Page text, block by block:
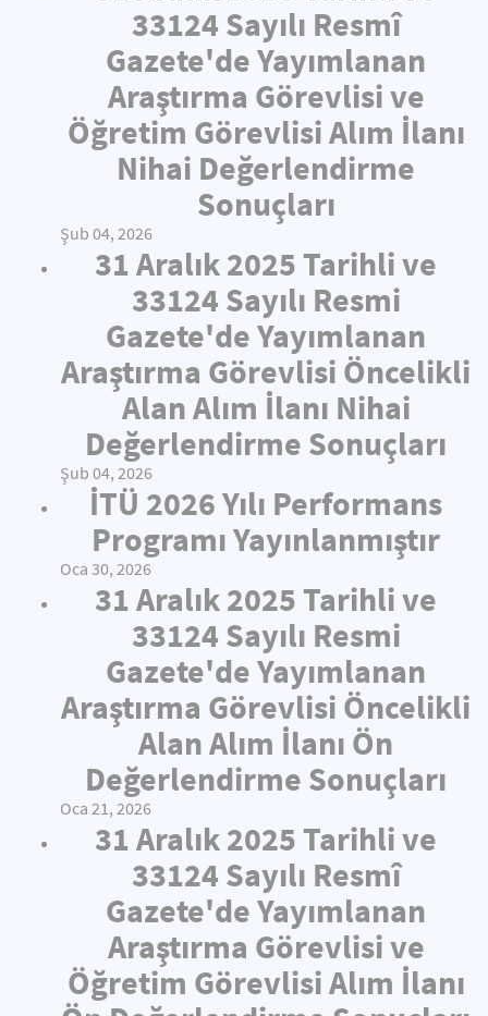
33124 Sayılı Resmî
Gazete'de Yayımlanan
Araştırma Görevlisi ve
Öğretim Görevlisi Alım İlanı
Nihai Değerlendirme
Sonuçları
Şub 04, 2026
31 Aralık 2025 Tarihli ve
33124 Sayılı Resmi
Gazete'de Yayımlanan
Araştırma Görevlisi Öncelikli
Alan Alım İlanı Nihai
Değerlendirme Sonuçları
Şub 04, 2026
İTÜ 2026 Yılı Performans
Programı Yayınlanmıştır
Oca 30, 2026
31 Aralık 2025 Tarihli ve
33124 Sayılı Resmi
Gazete'de Yayımlanan
Araştırma Görevlisi Öncelikli
Alan Alım İlanı Ön
Değerlendirme Sonuçları
Oca 21, 2026
31 Aralık 2025 Tarihli ve
33124 Sayılı Resmî
Gazete'de Yayımlanan
Araştırma Görevlisi ve
Öğretim Görevlisi Alım İlanı